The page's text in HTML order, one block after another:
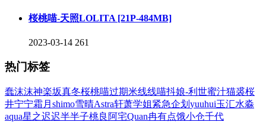
桜桃喵-天照LOLITA [21P-484MB]
2023-03-14 261
热门标签
蠢沫沫神楽坂真冬桜桃喵过期米线线喵抖娘-利世蜜汁猫裘桜
井宁宁霜月shimo雪晴Astra轩萧学姐紧急企划 yuuhui玉汇水淼
aqua星之迟迟半半子桃良阿宅Quan冉有点饿小仓千代